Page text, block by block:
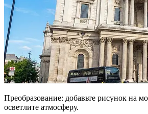
Преобразование: добавьте рисунок на
осветлите атмосферу.